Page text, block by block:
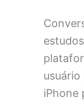
iPhone